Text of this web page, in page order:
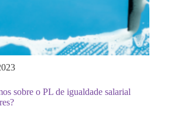
sobre o PL de igualdade salarial